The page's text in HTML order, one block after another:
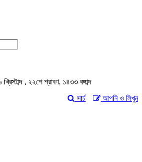
, ২২শে শ্রাবণ, ১৪৩৩ বঙ্গাব্দ
আপনি ও লিখুন
সার্চ